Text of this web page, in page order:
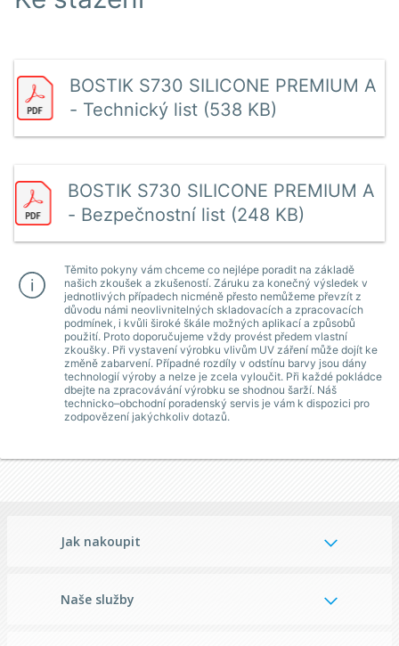
BOSTIK S730 SILICONE PREMIUM A
- Technický list (538 KB)
BOSTIK S730 SILICONE PREMIUM A
- Bezpečnostní list (248 KB)
Těmito pokyny vám chceme co nejlépe poradit na základě
našich zkoušek a zkušeností. Záruku za konečný výsledek v
jednotlivých případech nicméně přesto nemůžeme převzít z
důvodu námi neovlivnitelných skladovacích a zpracovacích
podmínek, i kvůli široké škále možných aplikací a způsobů
použití. Proto doporučujeme vždy provést předem vlastní
zkoušky. Při vystavení výrobku vlivům UV záření může dojít ke
změně zabarvení. Případné rozdíly v odstínu barvy jsou dány
technologií výroby a nelze je zcela vyloučit. Při každé pokládce
dbejte na zpracovávání výrobku se shodnou šarží. Náš
technicko–obchodní poradenský servis je vám k dispozici pro
zodpovězení jakýchkoliv dotazů.
Jak nakoupit
Naše služby